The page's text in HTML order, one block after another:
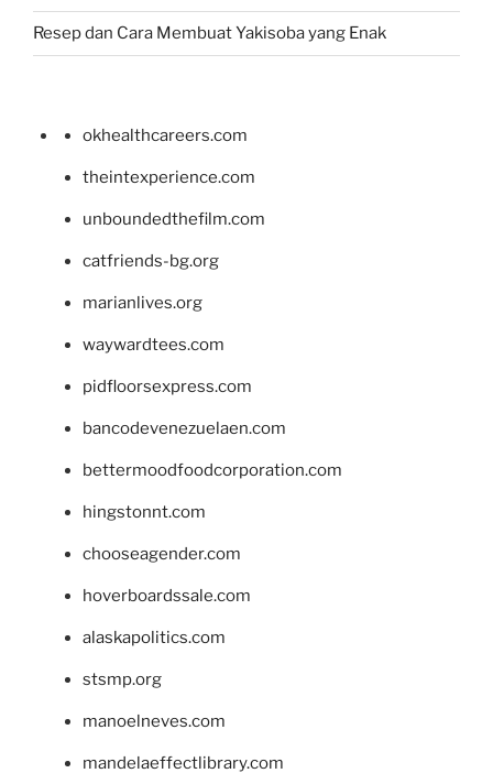
Resep dan Cara Membuat Yakisoba yang Enak
okhealthcareers.com
theintexperience.com
unboundedthefilm.com
catfriends-bg.org
marianlives.org
waywardtees.com
pidfloorsexpress.com
bancodevenezuelaen.com
bettermoodfoodcorporation.com
hingstonnt.com
chooseagender.com
hoverboardssale.com
alaskapolitics.com
stsmp.org
manoelneves.com
mandelaeffectlibrary.com